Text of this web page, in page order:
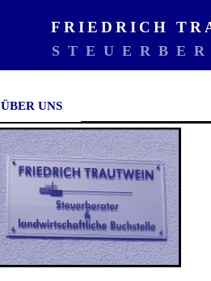
ÜBER UNS
FRIEDRICH